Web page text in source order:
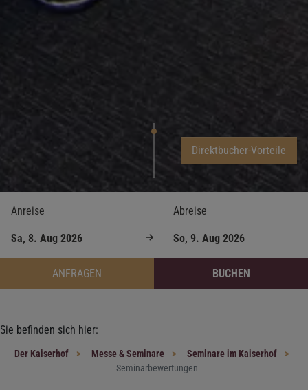
Direktbucher-Vorteile
Anreise Abreise
ANFRAGEN BUCHEN
Sie befinden sich hier:
Der Kaiserhof Messe & Seminare
Seminare im Kaiserhof
Seminarbewertungen